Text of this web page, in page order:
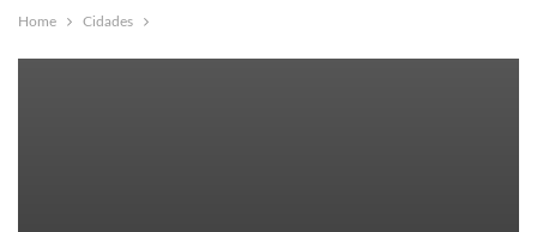
Home Cidades